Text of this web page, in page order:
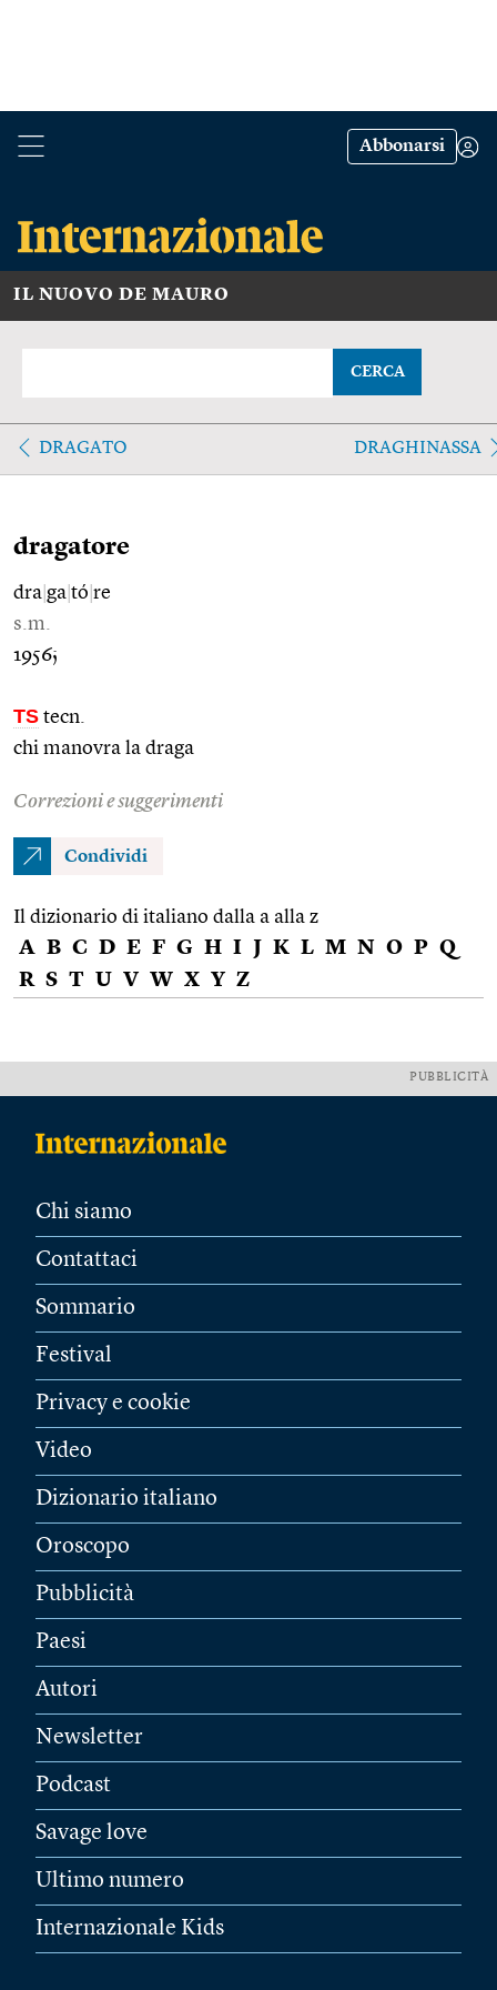
Abbonarsi
IL NUOVO DE MAURO
CERCA
DRAGATO DRAGHINASSA
dragatore
dra ga tó re
s.m.
1956;
TS tecn.
chi manovra la draga
Correzioni e suggerimenti
Condividi
Il dizionario di italiano dalla a alla z
A B C D E F G H I J K L M N O P Q
R S T U V W X Y Z
PUBBLICITÀ
Chi siamo
Contattaci
Sommario
Festival
Privacy e cookie
Video
Dizionario italiano
Oroscopo
Pubblicità
Paesi
Autori
Newsletter
Podcast
Savage love
Ultimo numero
Internazionale Kids